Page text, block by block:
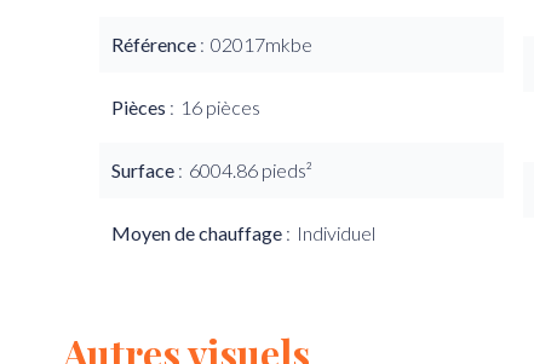
Référence 02017mkbe
Pièces 16 pièces
Surface 6004.86 pieds²
Moyen de chauffage Individuel
Autres visuels